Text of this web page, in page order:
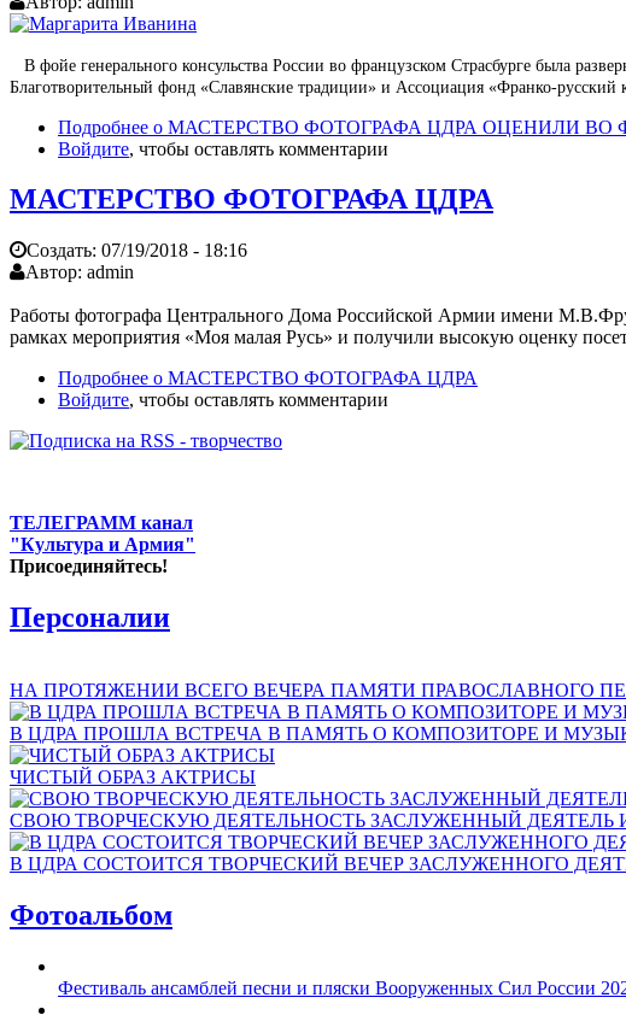
В фойе генерального консульства России во французском Страсбурге была
Благотворительный фонд «Славянские традиции» и Ассоциация «Франко-
Подробнее о МАСТЕРСТВО ФОТОГРАФА ЦДРА ОЦЕНИЛИ ВО
Войдите, чтобы оставлять комментарии
МАСТЕРСТВО ФОТОГРАФА ЦДРА
Создать: 07/19/2018 - 18:16
Автор: admin
Работы фотографа Центрального Дома Российской Армии имени
рамках мероприятия «Моя малая Русь» и получили высокую оценку
Подробнее о МАСТЕРСТВО ФОТОГРАФА ЦДРА
Войдите, чтобы оставлять комментарии
ТЕЛЕГРАММ канал
"Культура и Армия"
Присоединяйтесь!
Персоналии
НА ПРОТЯЖЕНИИ ВСЕГО ВЕЧЕРА ПАМЯТИ ПРАВОСЛАВНОГО
В ЦДРА ПРОШЛА ВСТРЕЧА В ПАМЯТЬ О КОМПОЗИТОРЕ И
ЧИСТЫЙ ОБРАЗ АКТРИСЫ
СВОЮ ТВОРЧЕСКУЮ ДЕЯТЕЛЬНОСТЬ ЗАСЛУЖЕННЫЙ
В ЦДРА СОСТОИТСЯ ТВОРЧЕСКИЙ ВЕЧЕР ЗАСЛУЖЕННОГО
Фотоальбом
Фестиваль ансамблей песни и пляски Вооруженных Сил России